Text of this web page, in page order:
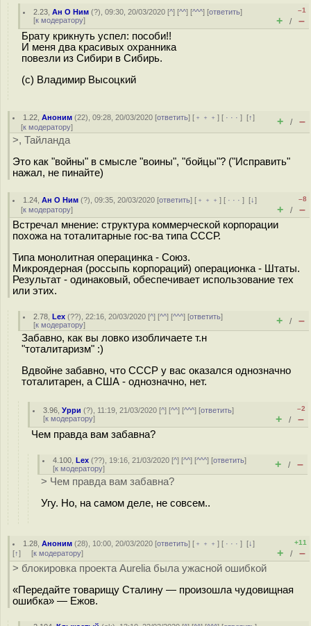
2.23 ,Ан О Ним (?), 09:30, 20/03/2020 [^] [^^] [^^^] [ответить]
[к модератору]
–1
+ / –
Брату крикнуть успел: пособи!!
И меня два красивых охранника
повезли из Сибири в Сибирь.
(с) Владимир Высоцкий
1.22 ,Аноним (22), 09:28, 20/03/2020 [ответить] [ ﹢﹢﹢] [ · · ·][↑]
[к модератору] + / –
>, Тайланда
Это как "войны" в смысле "воины", "бойцы"? ("Исправить"
нажал, не пинайте)
1.24 ,Ан О Ним (?), 09:35, 20/03/2020 [ответить] [ ﹢﹢﹢] [ · · ·][↓]
[к модератору]
–8
+ / –
Встречал мнение: структура коммерческой корпорации
похожа на тоталитарные гос-ва типа СССР.
Типа монолитная операцинка - Союз.
Микроядерная (россыпь корпораций) операционка - Штаты.
Результат - одинаковый, обеспечивает использование тех
или этих.
2.78 ,Lex (??), 22:16, 20/03/2020 [^] [^^] [^^^] [ответить]
[к модератору] + / –
Забавно, как вы ловко изобличаете т.н
"тоталитаризм" :)
Вдвойне забавно, что СССР у вас оказался однозначно
тоталитарен, а США - однозначно, нет.
3.96 ,Урри (?), 11:19, 21/03/2020 [^] [^^] [^^^] [ответить]
[к модератору]
–2
+ / –
Чем правда вам забавна?
4.100 ,Lex (??), 19:16, 21/03/2020 [^] [^^] [^^^] [ответить]
[к модератору] + / –
> Чем правда вам забавна?
Угу. Но, на самом деле, не совсем..
1.28 ,Аноним (28), 10:00, 20/03/2020 [ответить] [ ﹢﹢﹢] [ · · ·][↓]
[↑] [к модератору]
+11
+ / –
> блокировка проекта Aurelia была ужасной ошибкой
«Передайте товарищу Сталину — произошла чудовищная
ошибка» — Ежов.